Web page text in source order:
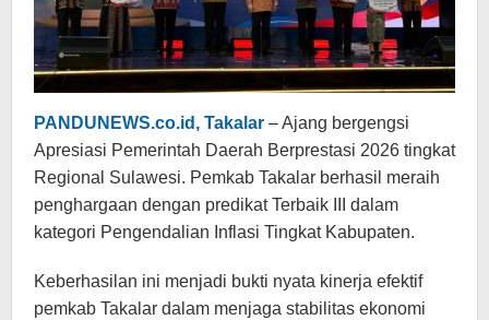
PANDUNEWS.co.id, Takalar – Ajang bergengsi
Apresiasi Pemerintah Daerah Berprestasi 2026 tingkat
Regional Sulawesi. Pemkab Takalar berhasil meraih
penghargaan dengan predikat Terbaik III dalam
kategori Pengendalian Inflasi Tingkat Kabupaten.
Keberhasilan ini menjadi bukti nyata kinerja efektif
pemkab Takalar dalam menjaga stabilitas ekonomi